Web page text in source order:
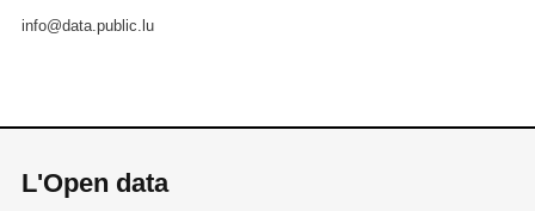
info@data.public.lu
L'Open data